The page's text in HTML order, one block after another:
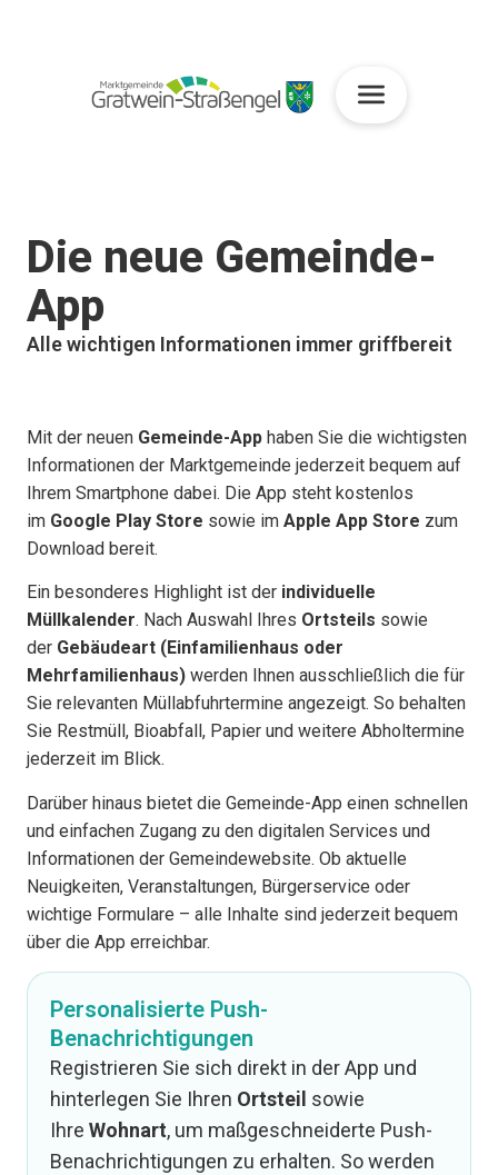
Die neue Gemeinde-
App
Alle wichtigen Informationen immer griffbereit
Mit der neuen Gemeinde-App haben Sie die wichtigsten
Informationen der Marktgemeinde jederzeit bequem auf
Ihrem Smartphone dabei. Die App steht kostenlos
im Google Play Store sowie im Apple App Store zum
Download bereit.
Ein besonderes Highlight ist der individuelle
Müllkalender. Nach Auswahl Ihres Ortsteils sowie
der Gebäudeart (Einfamilienhaus oder
Mehrfamilienhaus) werden Ihnen ausschließlich die für
Sie relevanten Müllabfuhrtermine angezeigt. So behalten
Sie Restmüll, Bioabfall, Papier und weitere Abholtermine
jederzeit im Blick.
Darüber hinaus bietet die Gemeinde-App einen schnellen
und einfachen Zugang zu den digitalen Services und
Informationen der Gemeindewebsite. Ob aktuelle
Neuigkeiten, Veranstaltungen, Bürgerservice oder
wichtige Formulare – alle Inhalte sind jederzeit bequem
über die App erreichbar.
Personalisierte Push-
Benachrichtigungen
Registrieren Sie sich direkt in der App und
hinterlegen Sie Ihren Ortsteil sowie
Ihre Wohnart, um maßgeschneiderte Push-
Benachrichtigungen zu erhalten. So werden